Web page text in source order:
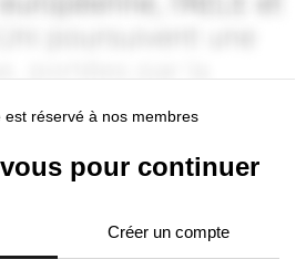
est réservé à nos membres
pour continuer
Créer un compte